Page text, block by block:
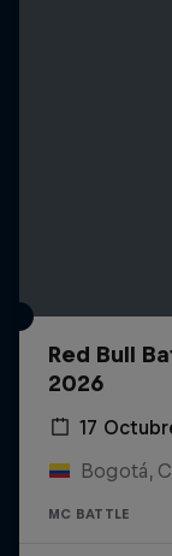
Red Bull
2026
17
Bogotá,
MC BATTLE